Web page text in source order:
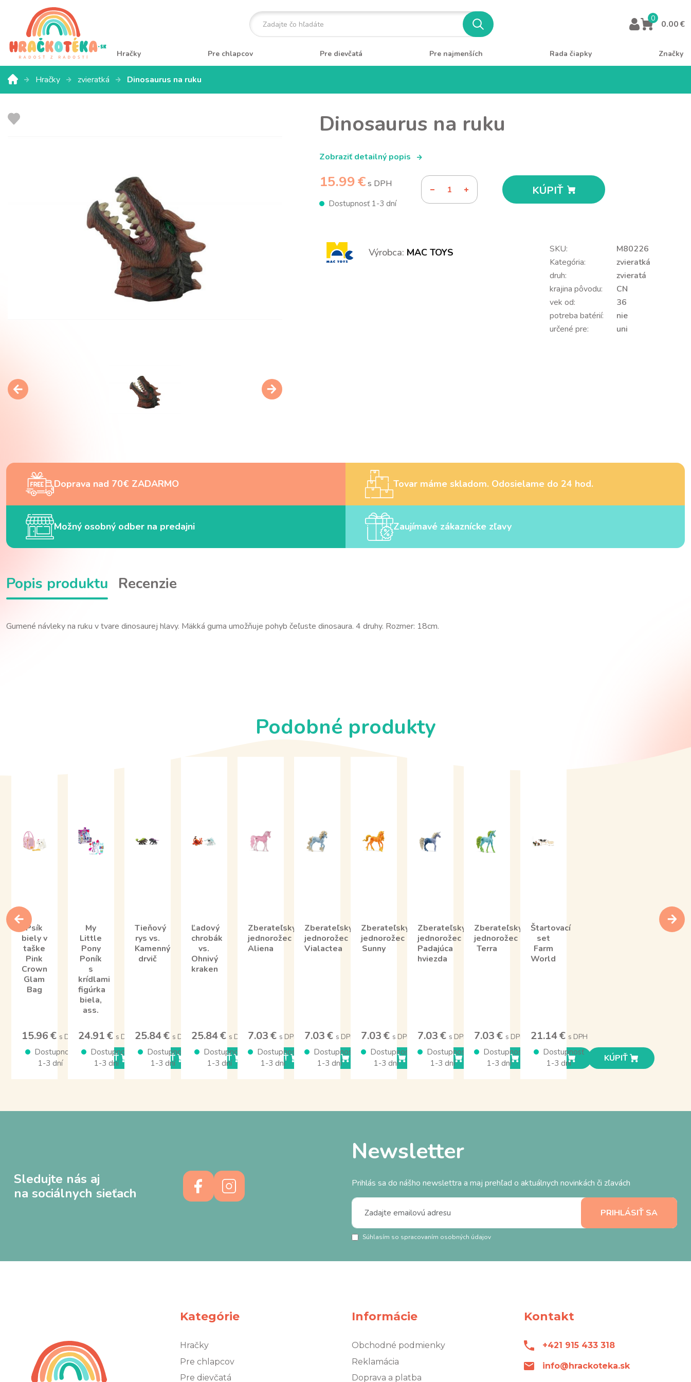
0
0.00 €
Hračky Pre chlapcov Pre dievčatá Pre najmenších Rada čiapky Značky
Hračky zvieratká Dinosaurus na ruku
Dinosaurus na ruku
Zobraziť detailný popis
15.99 € s DPH
Dostupnosť 1-3 dní
KÚPIŤ
Výrobca: MAC TOYS SKU:
M80226
Kategória:
zvieratká
druh:
zvieratá
krajina pôvodu:
CN
vek od:
36
potreba batérií:
nie
určené pre:
uni
Doprava nad 70€ ZADARMO Tovar máme skladom. Odosielame do 24 hod.
Možný osobný odber na predajni Zaujímavé zákaznícke zľavy
Popis produktu Recenzie
Gumené návleky na ruku v tvare dinosaurej hlavy. Mäkká guma umožňuje pohyb čeľuste dinosaura. 4 druhy. Rozmer: 18cm.
Podobné produkty
Psík
biely v
taške
Pink
Crown
Glam
Bag
15.96 € s DPH
Dostupnosť
1-3 dní
KÚPIŤ
My
Little
Pony
Poník
s
krídlami
figúrka
biela,
ass.
24.91 € s DPH
Dostupnosť
1-3 dní
KÚPIŤ
Tieňový
rys vs.
Kamenný
drvič
25.84 € s DPH
Dostupnosť
1-3 dní
KÚPIŤ
Ľadový
chrobák
vs.
Ohnivý
kraken
25.84 € s DPH
Dostupnosť
1-3 dní
KÚPIŤ
Zberateľský
jednorožec
Aliena
7.03 € s DPH
Dostupnosť
1-3 dní
KÚPIŤ
Zberateľský
jednorožec
Vialactea
7.03 € s DPH
Dostupnosť
1-3 dní
KÚPIŤ
Zberateľský
jednorožec
Sunny
7.03 € s DPH
Dostupnosť
1-3 dní
KÚPIŤ
Zberateľský
jednorožec
Padajúca
hviezda
7.03 € s DPH
Dostupnosť
1-3 dní
KÚPIŤ
Zberateľský
jednorožec
Terra
7.03 € s DPH
Dostupnosť
1-3 dní
KÚPIŤ
Štartovací
set
Farm
World
21.14 € s DPH
Dostupnosť
1-3 dní
KÚPIŤ
Sledujte nás aj
na sociálnych sieťach
Newsletter
Prihlás sa do nášho newslettra a maj prehľad o aktuálnych novinkách či zľavách
Súhlasím so spracovaním osobných údajov
Kategórie
Hračky
Pre chlapcov
Pre dievčatá
Informácie
Obchodné podmienky
Reklamácia
Doprava a platba
Kontakt
+421 915 433 318
info@hrackoteka.sk